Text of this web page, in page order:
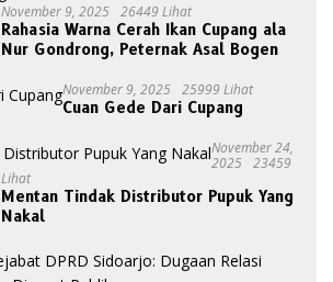
November 9, 2025 26449 Lihat
Rahasia Warna Cerah Ikan Cupang ala
Nur Gondrong, Peternak Asal Bogen
November 9, 2025 25999 Lihat
Cuan Gede Dari Cupang
November 24,
2025 23459
Lihat
Mentan Tindak Distributor Pupuk Yang
Nakal